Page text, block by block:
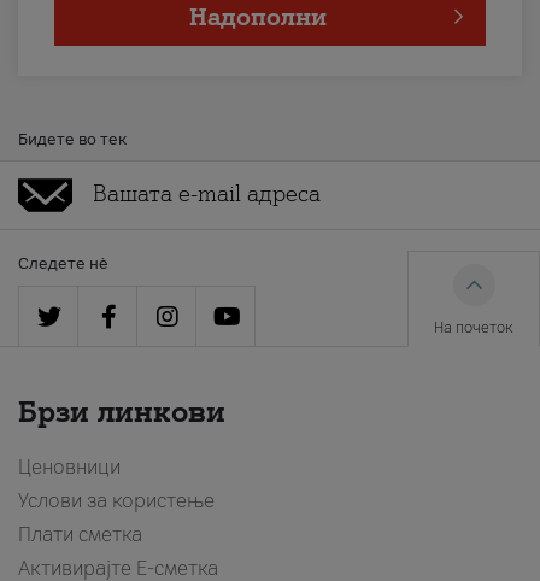
Надополни
Бидете во тек
Следете нè
На почеток
Брзи линкови
Ценовници
Услови за користење
Плати сметка
Активирајте Е-сметка